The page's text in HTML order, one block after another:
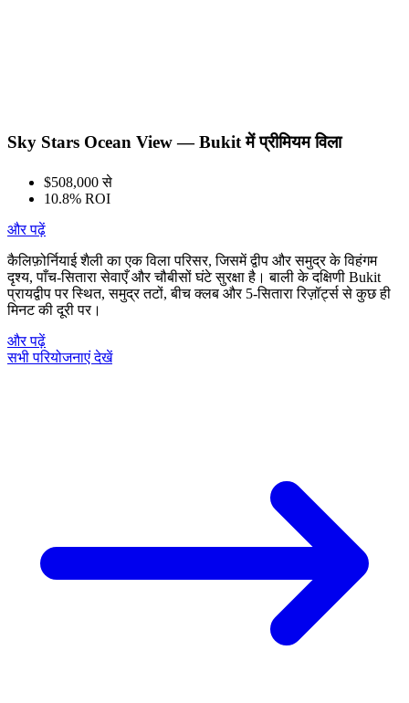
Sky Stars Ocean View — Bukit में प्रीमियम विला
$508,000 से
10.8% ROI
और पढ़ें
कैलिफ़ोर्नियाई शैली का एक विला परिसर, जिसमें द्वीप और समुद्र के विहंगम
दृश्य, पाँच-सितारा सेवाएँ और चौबीसों घंटे सुरक्षा है। बाली के दक्षिणी Bukit
प्रायद्वीप पर स्थित, समुद्र तटों, बीच क्लब और 5-सितारा रिज़ॉर्ट्स से कुछ ही
मिनट की दूरी पर।
और पढ़ें
सभी परियोजनाएं देखें